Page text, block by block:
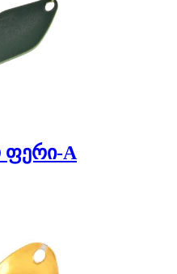
ფერი-A